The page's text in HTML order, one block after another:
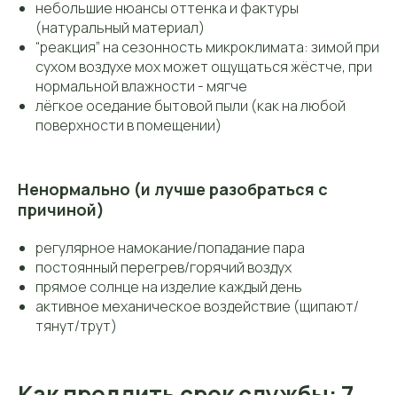
небольшие нюансы оттенка и фактуры
(натуральный материал)
“реакция” на сезонность микроклимата: зимой при
сухом воздухе мох может ощущаться жёстче, при
нормальной влажности - мягче
лёгкое оседание бытовой пыли (как на любой
поверхности в помещении)
Ненормально (и лучше разобраться с
причиной)
регулярное намокание/попадание пара
постоянный перегрев/горячий воздух
прямое солнце на изделие каждый день
активное механическое воздействие (щипают/
тянут/трут)